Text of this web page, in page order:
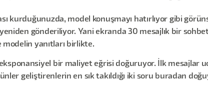
kurduğunuzda, model konuşmayı hatırlıyor gibi
gönderiliyor. Yani ekranda 30 mesajlık bir
modelin yanıtları birlikte.
eksponansiyel bir maliyet eğrisi doğuruyor. İlk mesajlar
geliştirenlerin en sık takıldığı iki soru buradan